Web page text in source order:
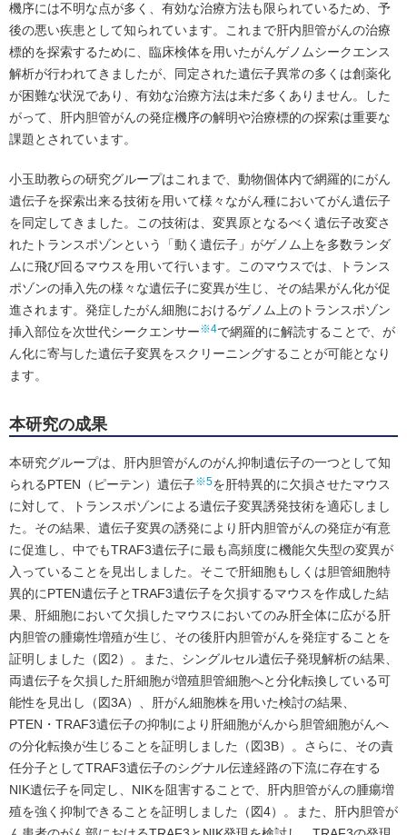
機序には不明な点が多く、有効な治療方法も限られているため、予
後の悪い疾患として知られています。これまで肝内胆管がんの治療
標的を探索するために、臨床検体を用いたがんゲノムシークエンス
解析が行われてきましたが、同定された遺伝子異常の多くは創薬化
が困難な状況であり、有効な治療方法は未だ多くありません。した
がって、肝内胆管がんの発症機序の解明や治療標的の探索は重要な
課題とされています。
小玉助教らの研究グループはこれまで、動物個体内で網羅的にがん
遺伝子を探索出来る技術を用いて様々ながん種においてがん遺伝子
を同定してきました。この技術は、変異原となるべく遺伝子改変さ
れたトランスポゾンという「動く遺伝子」がゲノム上を多数ランダ
ムに飛び回るマウスを用いて行います。このマウスでは、トランス
ポゾンの挿入先の様々な遺伝子に変異が生じ、その結果がん化が促
進されます。発症したがん細胞におけるゲノム上のトランスポゾン
挿入部位を次世代シークエンサー※4で網羅的に解読することで、が
ん化に寄与した遺伝子変異をスクリーニングすることが可能となり
ます。
本研究の成果
本研究グループは、肝内胆管がんのがん抑制遺伝子の一つとして知
られるPTEN（ピーテン）遺伝子※5を肝特異的に欠損させたマウス
に対して、トランスポゾンによる遺伝子変異誘発技術を適応しまし
た。その結果、遺伝子変異の誘発により肝内胆管がんの発症が有意
に促進し、中でもTRAF3遺伝子に最も高頻度に機能欠失型の変異が
入っていることを見出しました。そこで肝細胞もしくは胆管細胞特
異的にPTEN遺伝子とTRAF3遺伝子を欠損するマウスを作成した結
果、肝細胞において欠損したマウスにおいてのみ肝全体に広がる肝
内胆管の腫瘍性増殖が生じ、その後肝内胆管がんを発症することを
証明しました（図2）。また、シングルセル遺伝子発現解析の結果、
両遺伝子を欠損した肝細胞が増殖胆管細胞へと分化転換している可
能性を見出し（図3A）、肝がん細胞株を用いた検討の結果、
PTEN・TRAF3遺伝子の抑制により肝細胞がんから胆管細胞がんへ
の分化転換が生じることを証明しました（図3B）。さらに、その責
任分子としてTRAF3遺伝子のシグナル伝達経路の下流に存在する
NIK遺伝子を同定し、NIKを阻害することで、肝内胆管がんの腫瘍増
殖を強く抑制できることを証明しました（図4）。また、肝内胆管が